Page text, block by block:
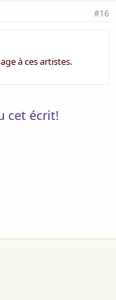
poésie
#16
à ces artistes.
cet écrit!